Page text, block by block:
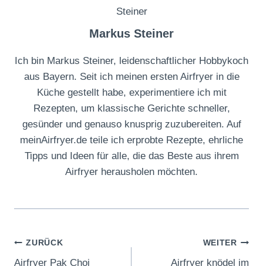
Markus Steiner
Ich bin Markus Steiner, leidenschaftlicher Hobbykoch
aus Bayern. Seit ich meinen ersten Airfryer in die
Küche gestellt habe, experimentiere ich mit
Rezepten, um klassische Gerichte schneller,
gesünder und genauso knusprig zuzubereiten. Auf
meinAirfryer.de teile ich erprobte Rezepte, ehrliche
Tipps und Ideen für alle, die das Beste aus ihrem
Airfryer herausholen möchten.
Beitragsnavigation
ZURÜCK
Airfryer Pak Choi
WEITER
Airfryer knödel im